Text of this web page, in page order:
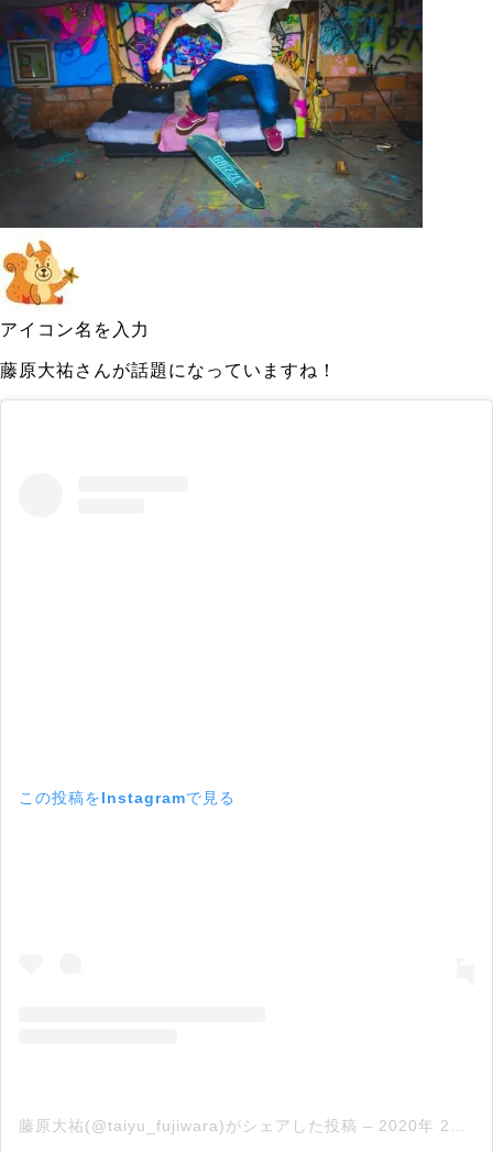
アイコン名を入力
藤原大祐さんが話題になっていますね！
この投稿をInstagramで見る
藤原大祐(@taiyu_fujiwara)がシェアした投稿 – 2020年 2月月14日午前4時10分PST